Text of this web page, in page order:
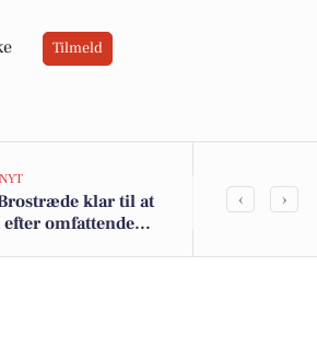
Tilmeld
klar til at
omfattende
Top 6 over
‹ ›